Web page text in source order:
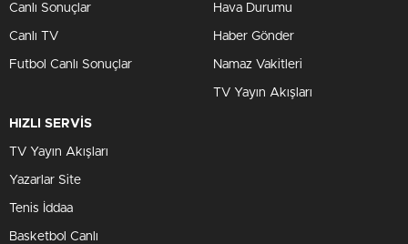
Canlı Sonuçlar
Canlı TV
Futbol Canlı Sonuçlar
Hava Durumu
Haber Gönder
Namaz Vakitleri
TV Yayın Akışları
HIZLI SERVİS
TV Yayın Akışları
Yazarlar Site
Tenis İddaa
Basketbol Canlı